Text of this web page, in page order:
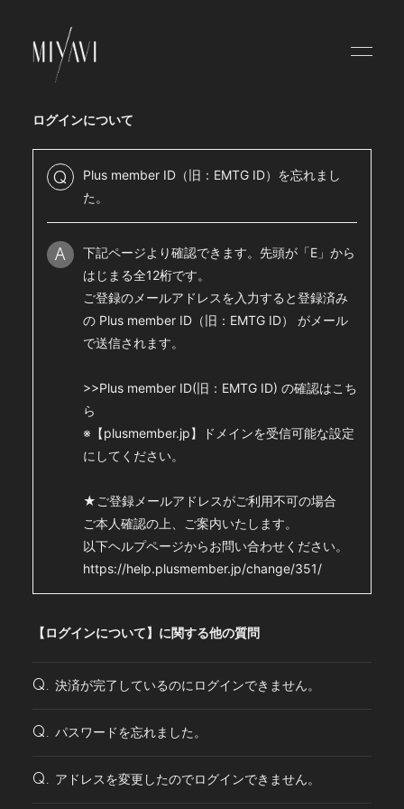
HOME
NEWS
SCHEDULE
ABOUT
VIDEO
DISCOGRAPHY
BLOG
MOVIE
RADIO
PHOTO
Q&A(教えてMIYAVI！)
Global Site
STORE
ログインについて
Q
Plus member ID（旧：EMTG ID）を忘れまし
た。
A
下記ページより確認できます。先頭が「E」から
はじまる全12桁です。
ご登録のメールアドレスを入力すると登録済み
の Plus member ID（旧：EMTG ID） がメール
で送信されます。
>>Plus member ID(旧：EMTG ID) の確認はこち
ら
※【plusmember.jp】ドメインを受信可能な設定
にしてください。
★ご登録メールアドレスがご利用不可の場合
ご本人確認の上、ご案内いたします。
以下ヘルプページからお問い合わせください。
https://help.plusmember.jp/change/351/
【ログインについて】に関する他の質問
Q. 決済が完了しているのにログインできません。
Q. パスワードを忘れました。
Q. アドレスを変更したのでログインできません。